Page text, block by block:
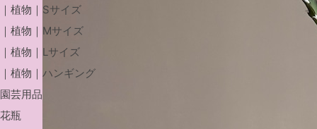
｜植物｜Sサイズ
｜植物｜Mサイズ
｜植物｜Lサイズ
｜植物｜ハンギング
園芸用品
花瓶